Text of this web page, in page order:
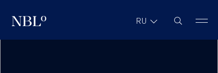
New Balkans Law Office RU Поиск на